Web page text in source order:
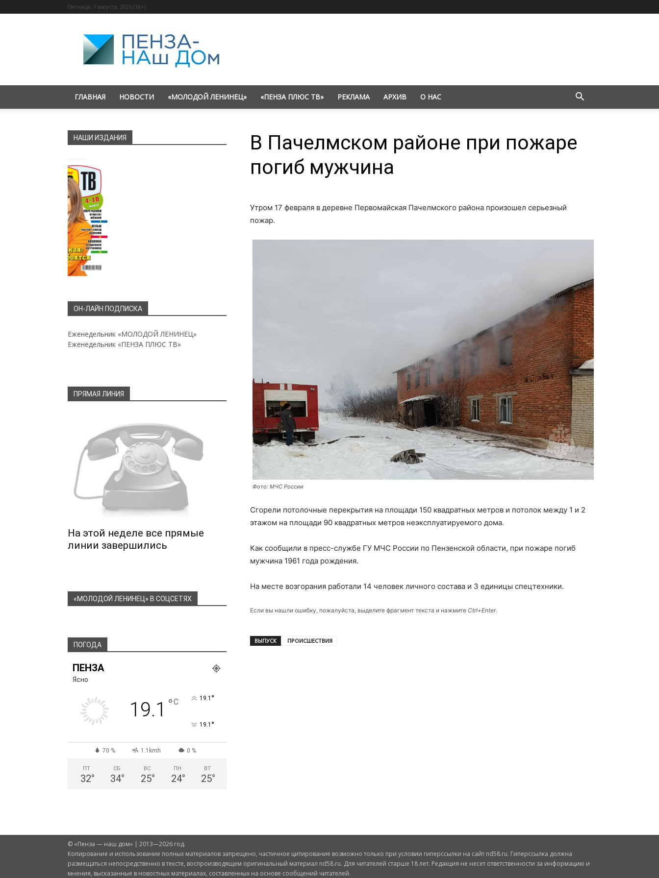
Пятница, 7 августа, 2026 (18+)
«Пенза
—
наш
дом»
ГЛАВНАЯ НОВОСТИ «МОЛОДОЙ ЛЕНИНЕЦ» «ПЕНЗА ПЛЮС ТВ» РЕКЛАМА АРХИВ О НАС
В Пачелмском районе при пожаре
погиб мужчина
Утром 17 февраля в деревне Первомайская Пачелмского района произошел серьезный
пожар.
Фото: МЧС России
Сгорели потолочные перекрытия на площади 150 квадратных метров и потолок между 1 и 2
этажом на площади 90 квадратных метров неэксплуатируемого дома.
Как сообщили в пресс-службе ГУ МЧС России по Пензенской области, при пожаре погиб
мужчина 1961 года рождения.
На месте возгорания работали 14 человек личного состава и 3 единицы спецтехники.
Если вы нашли ошибку, пожалуйста, выделите фрагмент текста и нажмите Ctrl+Enter.
ВЫПУСК ПРОИСШЕСТВИЯ
НАШИ ИЗДАНИЯ
ОН-ЛАЙН ПОДПИСКА
Еженедельник «МОЛОДОЙ ЛЕНИНЕЦ»
Еженедельник «ПЕНЗА ПЛЮС ТВ»
ПРЯМАЯ ЛИНИЯ
На этой неделе все прямые
линии завершились
«МОЛОДОЙ ЛЕНИНЕЦ» В СОЦСЕТЯХ
ПОГОДА
ПЕНЗА
Ясно
19.1 °C 19.1 °
19.1 °
70 % 1.1kmh 0 %
ПТ
32°
СБ
34°
ВС
25°
ПН
24°
ВТ
25°
© «Пенза — наш дом» | 2013—2026 год.
Копирование и использование полных материалов запрещено, частичное цитирование возможно только при условии гиперссылки на сайт nd58.ru. Гиперссылка должна
размещаться непосредственно в тексте, воспроизводящем оригинальный материал nd58.ru. Для читателей старше 18 лет. Редакция не несет ответственности за информацию и
мнения, высказанные в новостных материалах, составленных на основе сообщений читателей.